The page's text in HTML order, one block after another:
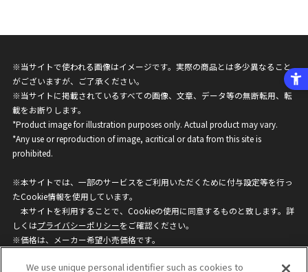
※当サイトで使われる画像はイメージです。実際の商品とは多少異なること
がございますが、ご了承ください。
※当サイトに掲載されているすべての画像、文章、データ等の無断転用、転
載をお断りします。
*Product image for illustration purposes only. Actual product may vary.
*Any use or reproduction of image, acritical or data from this site is
prohibited.
※本サイトでは、一部のサービスをご利用いただくために付与設定等を行っ
たCookie情報を使用しています。
本サイトを利用することで、Cookieの使用に同意するものと致します。詳
しくはプライバシーポリシーをご確認ください。
※価格は、メーカー希望小売価格です。
ざいますのでご了承ください。
We use unique personal identifier such as cookies to